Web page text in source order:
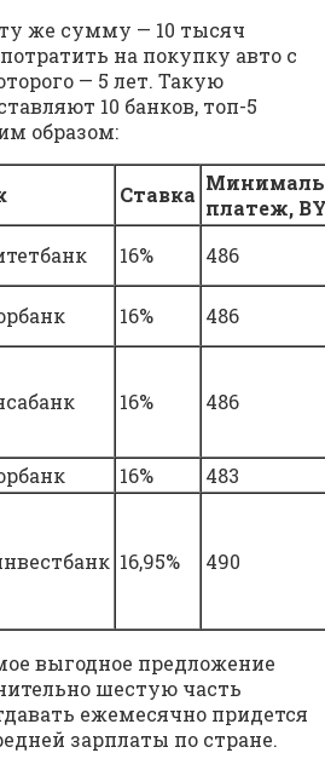
же сумму — 10 тысяч
на покупку авто с
— 5 лет. Такую
10 банков, топ-5
образом:
Ставка
платеж,
16%
486
16%
486
16% 486
16%
483
16,95% 490
выгодное предложение
шестую часть
ежемесячно придется
зарплаты по стране.